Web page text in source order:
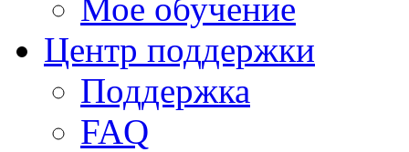
Мое обучение
Центр поддержки
Поддержка
FAQ